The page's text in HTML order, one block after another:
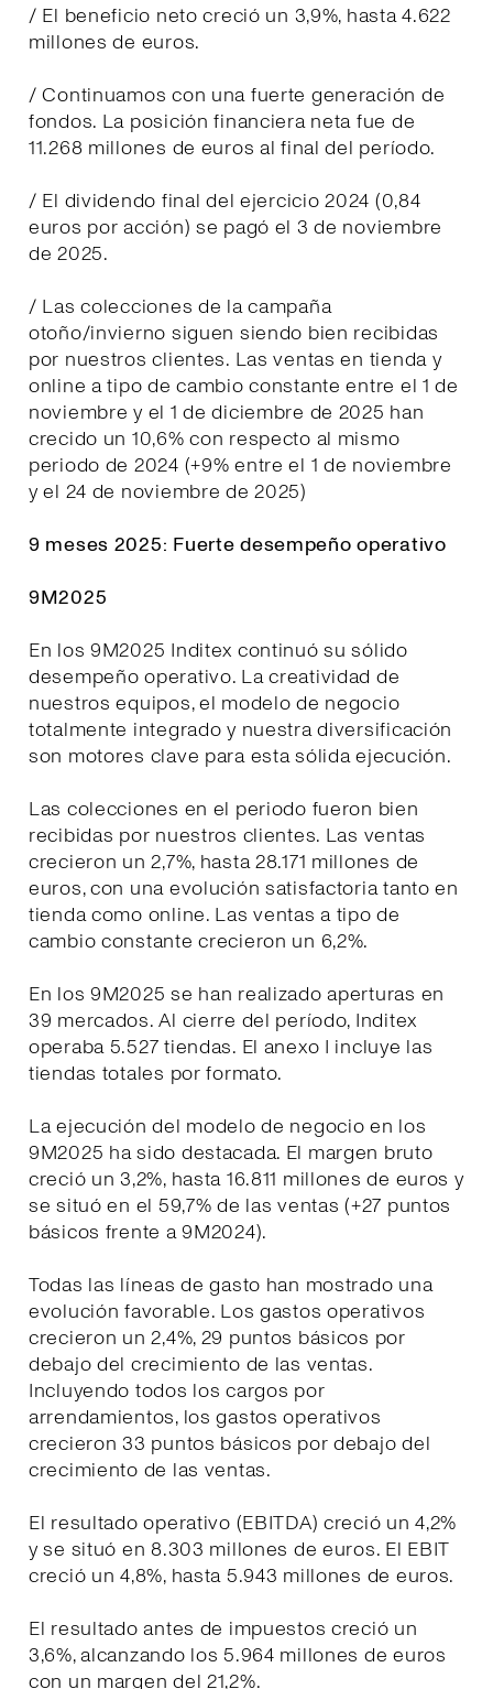
/ El beneficio neto creció un 3,9%, hasta 4.622
millones de euros.
/ Continuamos con una fuerte generación de
fondos. La posición financiera neta fue de
11.268 millones de euros al final del período.
/ El dividendo final del ejercicio 2024 (0,84
euros por acción) se pagó el 3 de noviembre
de 2025.
/ Las colecciones de la campaña
otoño/invierno siguen siendo bien recibidas
por nuestros clientes. Las ventas en tienda y
online a tipo de cambio constante entre el 1 de
noviembre y el 1 de diciembre de 2025 han
crecido un 10,6% con respecto al mismo
periodo de 2024 (+9% entre el 1 de noviembre
y el 24 de noviembre de 2025)
9 meses 2025: Fuerte desempeño operativo
9M2025
En los 9M2025 Inditex continuó su sólido
desempeño operativo. La creatividad de
nuestros equipos, el modelo de negocio
totalmente integrado y nuestra diversificación
son motores clave para esta sólida ejecución.
Las colecciones en el periodo fueron bien
recibidas por nuestros clientes. Las ventas
crecieron un 2,7%, hasta 28.171 millones de
euros, con una evolución satisfactoria tanto en
tienda como online. Las ventas a tipo de
cambio constante crecieron un 6,2%.
En los 9M2025 se han realizado aperturas en
39 mercados. Al cierre del período, Inditex
operaba 5.527 tiendas. El anexo I incluye las
tiendas totales por formato.
La ejecución del modelo de negocio en los
9M2025 ha sido destacada. El margen bruto
creció un 3,2%, hasta 16.811 millones de euros y
se situó en el 59,7% de las ventas (+27 puntos
básicos frente a 9M2024).
Todas las líneas de gasto han mostrado una
evolución favorable. Los gastos operativos
crecieron un 2,4%, 29 puntos básicos por
debajo del crecimiento de las ventas.
Incluyendo todos los cargos por
arrendamientos, los gastos operativos
crecieron 33 puntos básicos por debajo del
crecimiento de las ventas.
El resultado operativo (EBITDA) creció un 4,2%
y se situó en 8.303 millones de euros. El EBIT
creció un 4,8%, hasta 5.943 millones de euros.
El resultado antes de impuestos creció un
3,6%, alcanzando los 5.964 millones de euros
con un margen del 21,2%.